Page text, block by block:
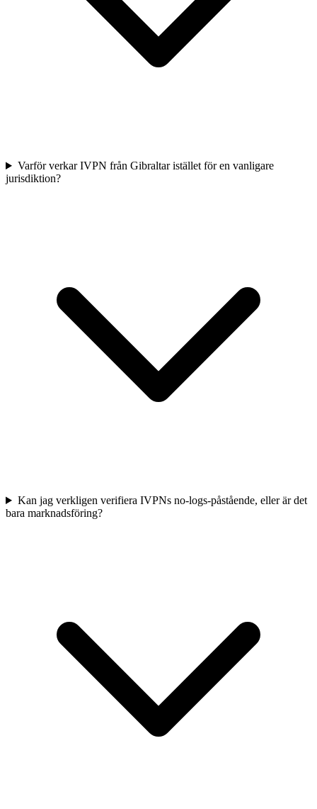
Varför verkar IVPN från Gibraltar istället för en vanligare
jurisdiktion?
Kan jag verkligen verifiera IVPNs no-logs-påstående, eller är det
bara marknadsföring?